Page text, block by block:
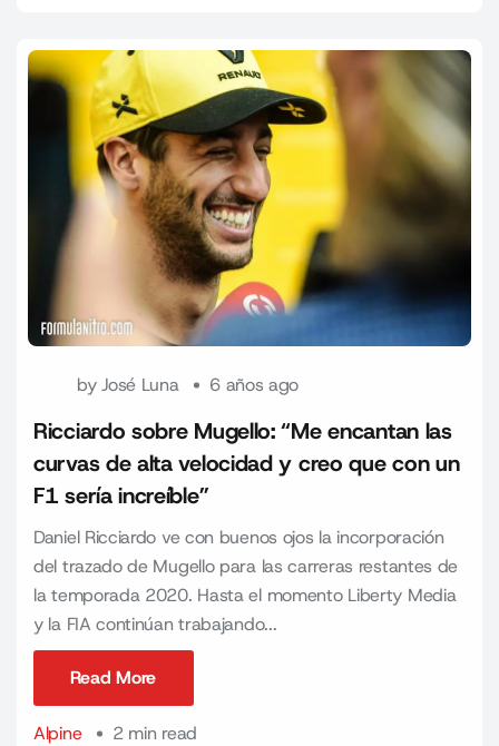
byJosé Luna 6 años ago
Ricciardo sobre Mugello: “Me encantan las
curvas de alta velocidad y creo que con un
F1 sería increíble”
Daniel Ricciardo ve con buenos ojos la incorporación
del trazado de Mugello para las carreras restantes de
la temporada 2020. Hasta el momento Liberty Media
y la FIA continúan trabajando...
Read More
Alpine
2 min read